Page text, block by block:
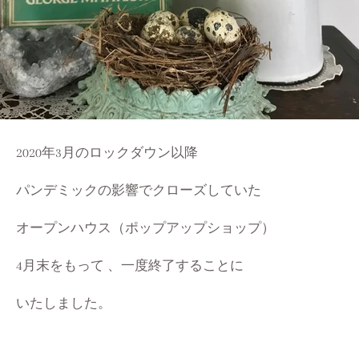
2020年3月のロックダウン以降
パンデミックの影響でクローズしていた
オープンハウス（ポップアップショップ）
4月末をもって 、一度終了することに
いたしました。